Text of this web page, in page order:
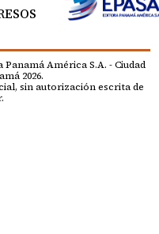
América S.A. - Ciudad
2026.
sin autorización escrita de